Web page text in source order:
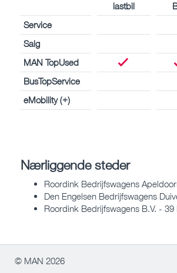
lastbil
Service
Salg
MAN TopUsed
BusTopService
eMobility (+)
Nærliggende steder
Roordink Bedrijfswagens
Den Engelsen Bedrijfswagens
Roordink Bedrijfswagens B.V. - 39
© MAN 2026